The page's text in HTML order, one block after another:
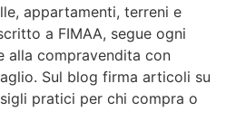
appartamenti, terreni e
a FIMAA, segue ogni
alla compravendita con
Sul blog firma articoli su
pratici per chi compra o